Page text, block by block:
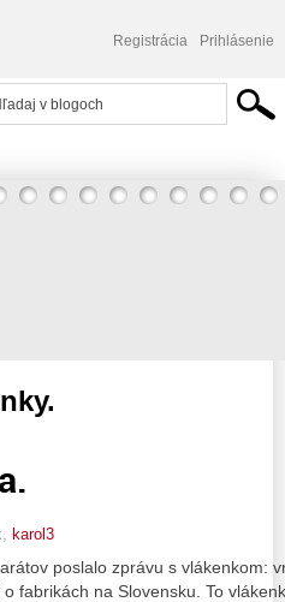
Registrácia Prihlásenie
karol3
poslalo zprávu s vlákenkom:
fabrikách na Slovensku. To